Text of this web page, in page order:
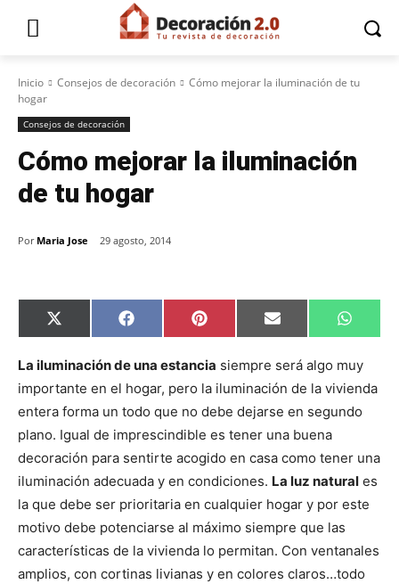
Inicio Consejos de decoración
Cómo mejorar la iluminación de tu
hogar
Consejos de decoración
Cómo mejorar la iluminación
de tu hogar
Por Maria Jose 29 agosto, 2014
C
o
p
r
t
i
r
e
n
X
(
w
t
t
e
r
)
C
o
p
r
i
r
e
n
F
a
e
o
o
k
C
o
p
r
t
i
r
e
n
P
i
t
r
e
s
t
C
o
p
r
i
r
e
n
E
m
i
C
o
p
a
r
t
i
n
W
h
t
s
A
p
p
La iluminación de una estancia siempre será algo muy
importante en el hogar, pero la iluminación de la vivienda
entera forma un todo que no debe dejarse en segundo
plano. Igual de imprescindible es tener una buena
decoración para sentirte acogido en casa como tener una
iluminación adecuada y en condiciones. La luz natural es
la que debe ser prioritaria en cualquier hogar y por este
motivo debe potenciarse al máximo siempre que las
características de la vivienda lo permitan. Con ventanales
amplios, con cortinas livianas y en colores claros…todo